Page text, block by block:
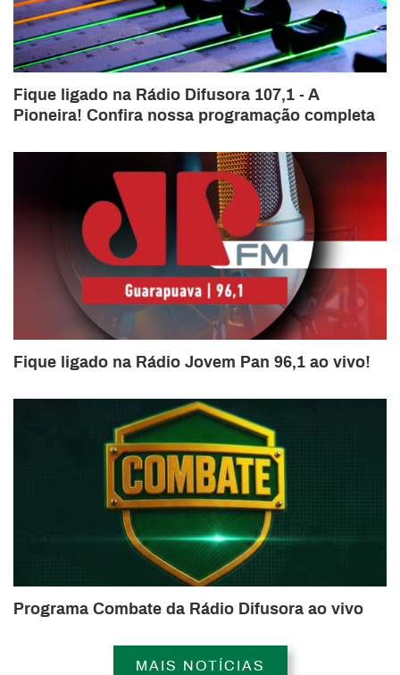
Fique ligado na Rádio Difusora 107,1 - A
Pioneira! Confira nossa programação completa
Fique ligado na Rádio Jovem Pan 96,1 ao vivo!
Programa Combate da Rádio Difusora ao vivo
MAIS NOTÍCIAS